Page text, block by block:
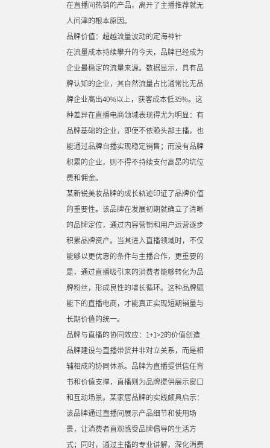
在直播间热销的产品，离开了主播推荐就无
人问津的根本原因。
品牌价值：超越流量波动的定海神针
在流量成本持续攀升的今天，品牌已经成为
企业最稳定的流量来源。数据显示，具有品
牌认知的企业，其自然流量占比通常比无品
牌企业高出40%以上，获客成本低35%。这
种差异在直播电商领域表现得尤为明显：有
品牌基础的企业，即使不依赖头部主播，也
能通过品牌自播实现稳定销售；而没有品牌
积累的企业，则不得不持续支付高昂的坑位
费和佣金。
某新锐美妆品牌的成长轨迹印证了品牌价值
的重要性。该品牌在发展初期就确立了清晰
的品牌定位，通过内容营销和用户运营逐步
积累品牌资产。当其进入直播领域时，不仅
能够以更优惠的条件与主播合作，更重要的
是，通过直播吸引来的消费者能够转化为品
牌粉丝，形成良性的增长循环。这种品牌赋
能下的直播电商，才能真正实现短期销量与
长期价值的统一。
品牌与直播的协同效应：1+1>2的价值创造
品牌建设与直播带货并非对立关系，而是相
辅相成的协同体系。品牌为直播提供信任背
书和价值支撑，直播则为品牌提供展示窗口
和互动场景。某家居品牌的实践颇具启示：
该品牌通过直播间展示产品细节和使用场
景，让消费者直观感受品牌倡导的生活方
式；同时，通过主播的专业讲解，深化消费